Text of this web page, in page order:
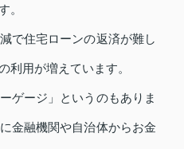
。
で住宅ローンの返済が難し
利用が増えています。
ゲージ」というのもありま
金融機関や自治体からお金